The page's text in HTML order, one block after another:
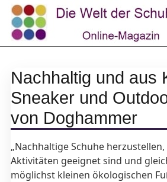
Nachhaltig und aus
Sneaker und
von Doghammer
„Nachhaltige Schuhe
Aktivitäten geeignet sind und
möglichst kleinen ökologischen